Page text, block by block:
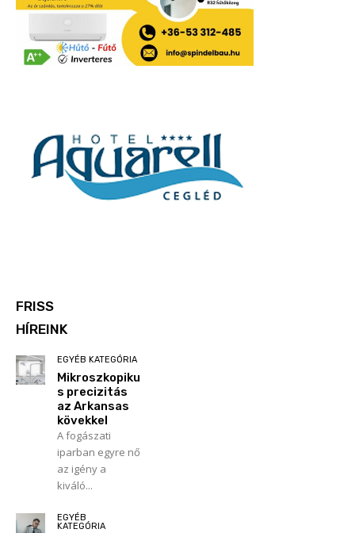
FRISS
HÍREINK
EGYÉB KATEGÓRIA
Mikroszkopiku
s precizitás
az Arkansas
kövekkel
A fogászati
iparban egyre nő
az igény a
kiváló...
EGYÉB
KATEGÓRIA